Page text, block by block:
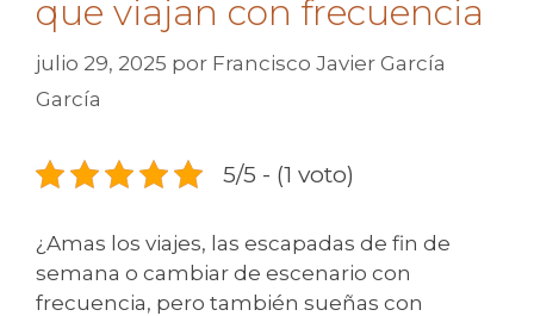
que viajan con frecuencia
julio 29, 2025 por Francisco Javier García
García
5/5 - (1 voto)
¿Amas los viajes, las escapadas de fin de
semana o cambiar de escenario con
frecuencia, pero también sueñas con